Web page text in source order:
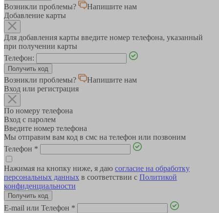
Возникли проблемы?
Напишите нам
Добавление карты
Для добавления карты введите номер телефона, указанный
при получении карты
Телефон:
Возникли проблемы?
Напишите нам
Вход или регистрация
По номеру телефона
Вход с паролем
Введите номер телефона
Мы отправим вам код в смс на телефон или позвоним
Телефон *
Нажимая на кнопку ниже, я даю согласие на обработку
персональных данных в соответствии с Политикой
конфиденциальности
E-mail или Телефон *